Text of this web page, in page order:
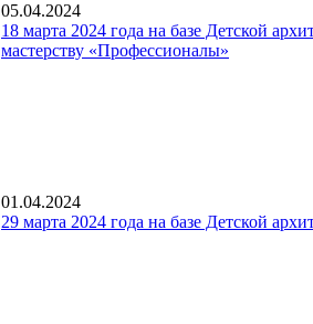
05.04.2024
18 марта 2024 года на базе Детской
мастерству «Профессионалы»
01.04.2024
29 марта 2024 года на базе Детской